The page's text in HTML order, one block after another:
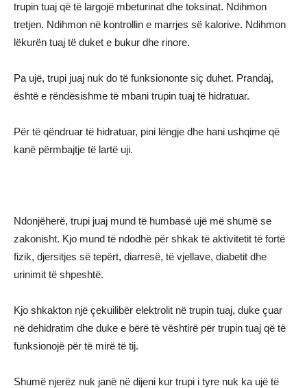
trupin tuaj që të largojë mbeturinat dhe toksinat. Ndihmon
tretjen. Ndihmon në kontrollin e marrjes së kalorive. Ndihmon
lëkurën tuaj të duket e bukur dhe rinore.
Pa ujë, trupi juaj nuk do të funksiononte siç duhet. Prandaj,
është e rëndësishme të mbani trupin tuaj të hidratuar.
Për të qëndruar të hidratuar, pini lëngje dhe hani ushqime që
kanë përmbajtje të lartë uji.
Ndonjëherë, trupi juaj mund të humbasë ujë më shumë se
zakonisht. Kjo mund të ndodhë për shkak të aktivitetit të fortë
fizik, djersitjes së tepërt, diarresë, të vjellave, diabetit dhe
urinimit të shpeshtë.
Kjo shkakton një çekuilibër elektrolit në trupin tuaj, duke çuar
në dehidratim dhe duke e bërë të vështirë për trupin tuaj që të
funksionojë për të mirë të tij.
Shumë njerëz nuk janë në dijeni kur trupi i tyre nuk ka ujë të